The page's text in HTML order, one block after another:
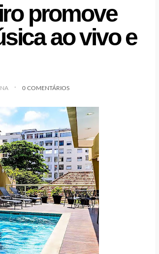
promove
ao vivo e
0 COMENTÁRIOS